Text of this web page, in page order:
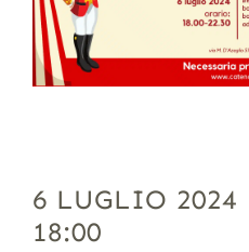
6 LUGLIO 2024
18:00